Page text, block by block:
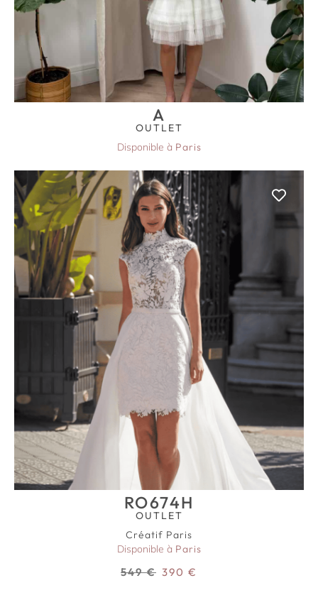
A
OUTLET
Disponible à Paris
RO674H
OUTLET
Créatif Paris
Disponible à Paris
549€ 390 €